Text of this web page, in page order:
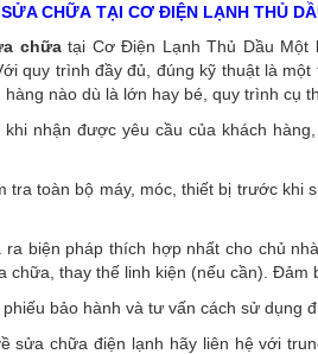
CHỮA TẠI CƠ ĐIỆN LẠNH THỦ
chữa tại Cơ Điện Lạnh Thủ Dầu Một
quy trình đầy đủ, đúng kỹ thuật là
hàng nào dù là lớn hay bé, quy trình cụ
khi nhận được yêu cầu của khách
tra toàn bộ máy, móc, thiết bị trước khi
biện pháp thích hợp nhất cho chủ
chữa, thay thế linh kiện (nếu cần). Đảm
bảo hành và tư vấn cách sử dụng
sửa chữa điện lạnh hãy liên hệ với